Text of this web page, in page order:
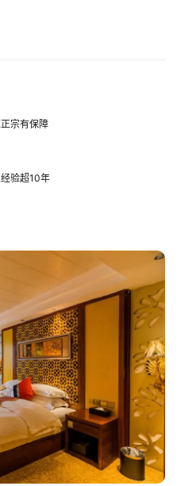
宗有保障
验超10年